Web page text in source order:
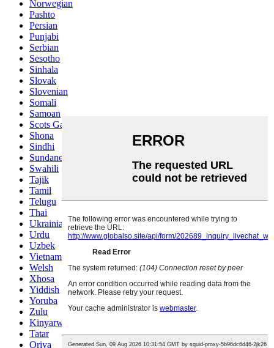
Norwegian
Pashto
Persian
Punjabi
Serbian
Sesotho
Sinhala
Slovak
Slovenian
Somali
Samoan
Scots Gaelic
Shona
Sindhi
Sundanese
Swahili
Tajik
Tamil
Telugu
Thai
Ukrainian
Urdu
Uzbek
Vietnamese
Welsh
Xhosa
Yiddish
Yoruba
Zulu
Kinyarwanda
Tatar
Oriya